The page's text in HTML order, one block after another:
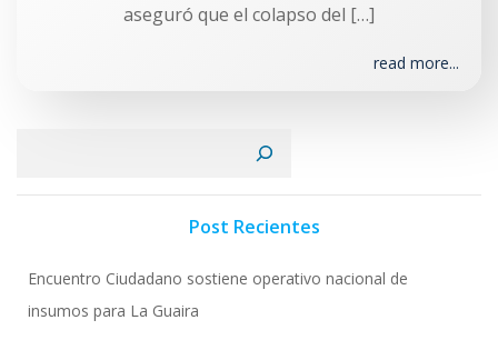
aseguró que el colapso del […]
read more...
Post Recientes
Encuentro Ciudadano sostiene operativo nacional de
insumos para La Guaira